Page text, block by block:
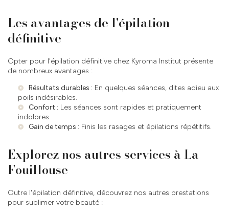
Les avantages de l'épilation
définitive
Opter pour l'épilation définitive chez Kyroma Institut présente
de nombreux avantages :
Résultats durables : En quelques séances, dites adieu aux
poils indésirables.
Confort : Les séances sont rapides et pratiquement
indolores.
Gain de temps : Finis les rasages et épilations répétitifs.
Explorez nos autres services à La
Fouillouse
Outre l'épilation définitive, découvrez nos autres prestations
pour sublimer votre beauté :